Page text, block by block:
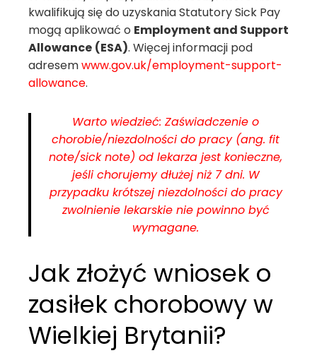
kwalifikują się do uzyskania Statutory Sick Pay
mogą aplikować o Employment and Support
Allowance (ESA). Więcej informacji pod
adresemwww.gov.uk/employment-support-
allowance.
Warto wiedzieć: Zaświadczenie o
chorobie/niezdolności do pracy (ang. fit
note/sick note) od lekarza jest konieczne,
jeśli chorujemy dłużej niż 7 dni. W
przypadku krótszej niezdolności do pracy
zwolnienie lekarskie nie powinno być
wymagane.
Jak złożyć wniosek o
zasiłek chorobowy w
Wielkiej Brytanii?